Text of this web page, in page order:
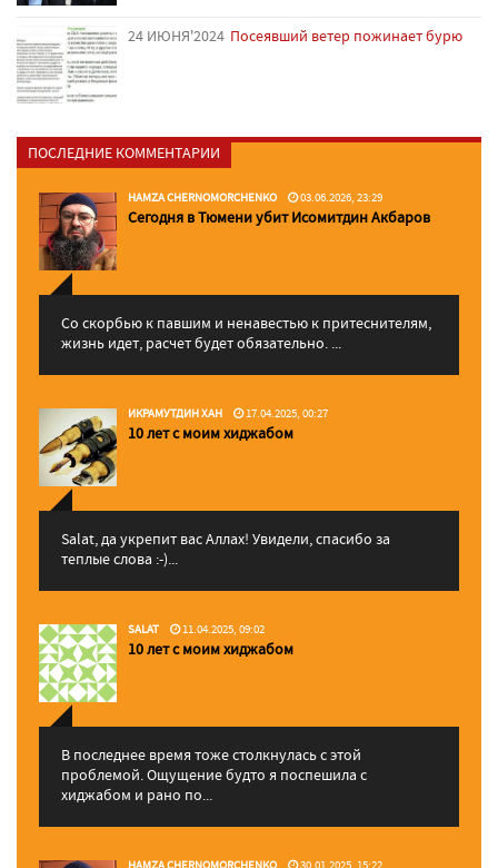
24 ИЮНЯ'2024 Посеявший ветер пожинает бурю
ПОСЛЕДНИЕ КОММЕНТАРИИ
HAMZA CHERNOMORCHENKO 03.06.2026, 23:29
Сегодня в Тюмени убит Исомитдин Акбаров
Со скорбью к павшим и ненавестью к притеснителям,
жизнь идет, расчет будет обязательно. ...
ИКРАМУТДИН ХАН 17.04.2025, 00:27
10 лет с моим хиджабом
Salat, да укрепит вас Аллаx! Увидели, спасибо за
теплые слова :-)...
SALAT 11.04.2025, 09:02
10 лет с моим хиджабом
В последнее время тоже столкнулась с этой
проблемой. Ощущение будто я поспешила с
хиджабом и рано по...